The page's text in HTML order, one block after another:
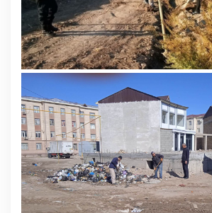
Davlat dasturi ijrosi
Sayyor qabullar
Aholi bandligini ta'minlash
Rasmiy munosabat
Deputatlar faoliyati